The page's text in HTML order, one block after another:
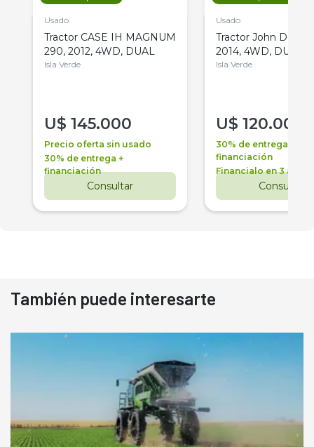
Usado
Tractor CASE IH MAGNUM
290, 2012, 4WD, DUAL
Isla Verde
U$ 145.000
Precio oferta sin usado
30% de entrega +
financiación
Consultar
Usado
Tractor John Deere
2014, 4WD, DUAL
Isla Verde
U$ 120.000
30% de entrega +
financiación
Financialo en 3 años
Consultar
También puede interesarte